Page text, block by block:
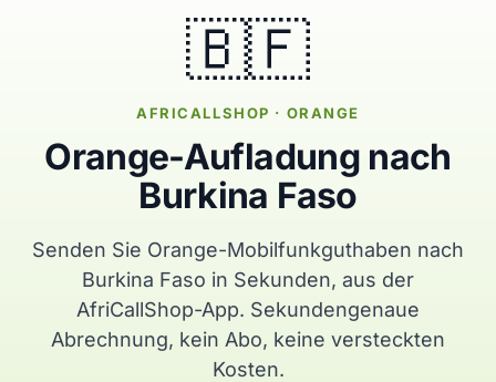
🇧🇫
AFRICALLSHOP · ORANGE
Orange-Aufladung nach
Burkina Faso
Senden Sie Orange-Mobilfunkguthaben nach
Burkina Faso in Sekunden, aus der
AfriCallShop-App. Sekundengenaue
Abrechnung, kein Abo, keine versteckten
Kosten.